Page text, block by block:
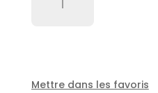
à
Mettre dans les favoris